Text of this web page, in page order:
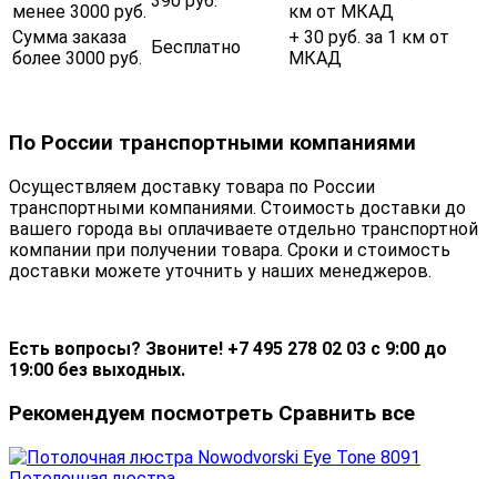
менее 3000 руб.
км от МКАД
Сумма заказа
более 3000 руб.
Бесплатно
+ 30 руб. за 1 км от
МКАД
По России транспортными компаниями
Осуществляем доставку товара по России
транспортными компаниями. Стоимость доставки до
вашего города вы оплачиваете отдельно транспортной
компании при получении товара. Сроки и стоимость
доставки можете уточнить у наших менеджеров.
Есть вопросы? Звоните! +7 495 278 02 03 с 9:00 до
19:00 без выходных.
Рекомендуем посмотреть Сравнить все